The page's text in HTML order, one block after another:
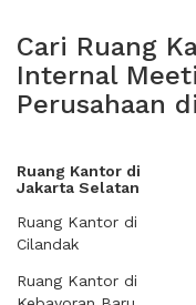
Cari Ruang
Internal
Perusahaan
Ruang Kantor di
Jakarta Selatan
Ruang Kantor di
Cilandak
Ruang Kantor di